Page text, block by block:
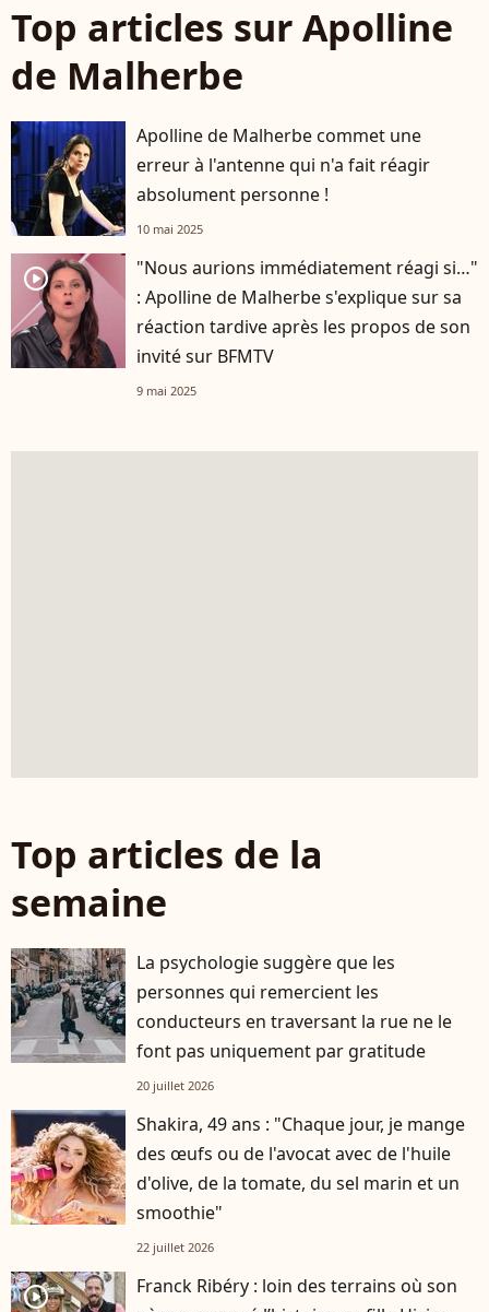
Top articles sur Apolline
de Malherbe
Apolline de Malherbe commet une
erreur à l'antenne qui n'a fait réagir
absolument personne !
10 mai 2025
player2
"Nous aurions immédiatement réagi si…"
: Apolline de Malherbe s'explique sur sa
réaction tardive après les propos de son
invité sur BFMTV
9 mai 2025
Top articles de la
semaine
La psychologie suggère que les
personnes qui remercient les
conducteurs en traversant la rue ne le
font pas uniquement par gratitude
20 juillet 2026
Shakira, 49 ans : "Chaque jour, je mange
des œufs ou de l'avocat avec de l'huile
d'olive, de la tomate, du sel marin et un
smoothie"
22 juillet 2026
player2
Franck Ribéry : loin des terrains où son